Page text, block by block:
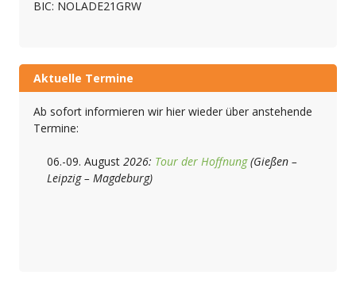
BIC: NOLADE21GRW
Aktuelle Termine
Ab sofort informieren wir hier wieder über anstehende
Termine:
06.-09. August 2026: Tour der Hoffnung(Gießen –
Leipzig – Magdeburg)